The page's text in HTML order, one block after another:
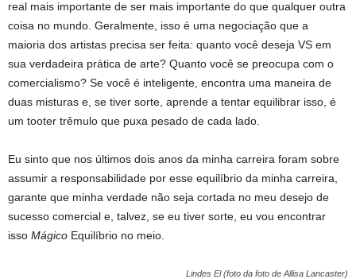
real mais importante de ser mais importante do que qualquer outra
coisa no mundo. Geralmente, isso é uma negociação que a
maioria dos artistas precisa ser feita: quanto você deseja VS em
sua verdadeira prática de arte? Quanto você se preocupa com o
comercialismo? Se você é inteligente, encontra uma maneira de
duas misturas e, se tiver sorte, aprende a tentar equilibrar isso, é
um tooter trêmulo que puxa pesado de cada lado.
Eu sinto que nos últimos dois anos da minha carreira foram sobre
assumir a responsabilidade por esse equilíbrio da minha carreira,
garante que minha verdade não seja cortada no meu desejo de
sucesso comercial e, talvez, se eu tiver sorte, eu vou encontrar
isso Mágico Equilíbrio no meio.
Lindes El (foto da foto de Allisa Lancaster)